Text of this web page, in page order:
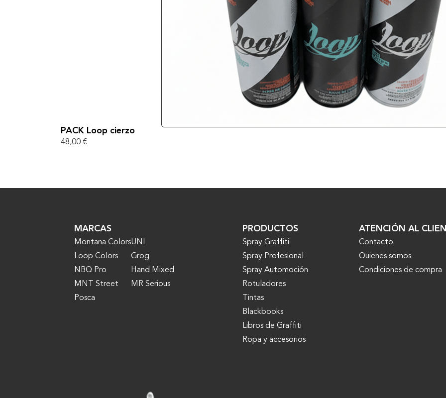
VER MÁS
PACK Loop cierzo
48,00 €
MARCAS
Montana Colors
Loop Colors
NBQ Pro
MNT Street
Posca
UNI
Grog
Hand Mixed
MR Serious
PRODUCTOS
Spray Graffiti
Spray Profesional
Spray Automoción
Rotuladores
Tintas
Blackbooks
Libros de Graffiti
Ropa y accesorios
ATENCIÓN AL
Contacto
Quienes somos
Condiciones de compra